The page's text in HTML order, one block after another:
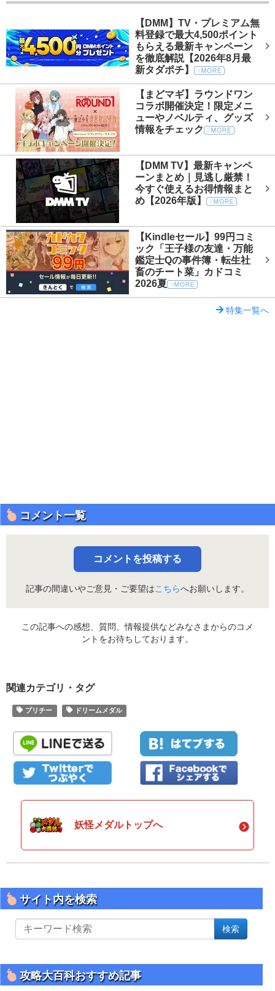
【DMM】TV・プレミアム無
料登録で最大4,500ポイント
もらえる最新キャンペーン
を徹底解説【2026年8月最
新タダポチ】
【まどマギ】ラウンドワン
コラボ開催決定！限定メニ
ューやノベルティ、グッズ
情報をチェック
【DMM TV】最新キャンペ
ーンまとめ｜見逃し厳禁！
今すぐ使えるお得情報まと
め【2026年版】
【Kindleセール】99円コミ
ック「王子様の友達・万能
鑑定士Qの事件簿・転生社
畜のチート菜」カドコミ
2026夏
特集一覧へ
コメント一覧
コメントを投稿する
記事の間違いやご意見・ご要望はこちらへお願いします。
この記事への感想、質問、情報提供などみなさまからのコメ
ントをお待ちしております。
関連カテゴリ・タグ
プリチー ドリームメダル
妖怪メダルトップへ
サイト内を検索
イ
を
検
検索
攻略大百科おすすめ記事